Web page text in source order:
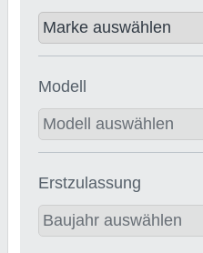
Modell
Erstzulassung